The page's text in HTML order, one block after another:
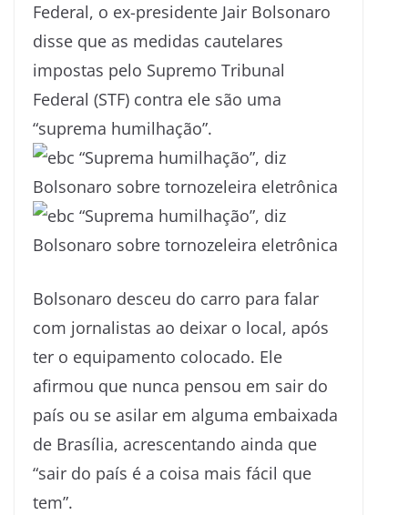
Federal, o ex-presidente Jair Bolsonaro
disse que as medidas cautelares
impostas pelo Supremo Tribunal
Federal (STF) contra ele são uma
“suprema humilhação”.
Bolsonaro desceu do carro para falar
com jornalistas ao deixar o local, após
ter o equipamento colocado. Ele
afirmou que nunca pensou em sair do
país ou se asilar em alguma embaixada
de Brasília, acrescentando ainda que
“sair do país é a coisa mais fácil que
tem”.